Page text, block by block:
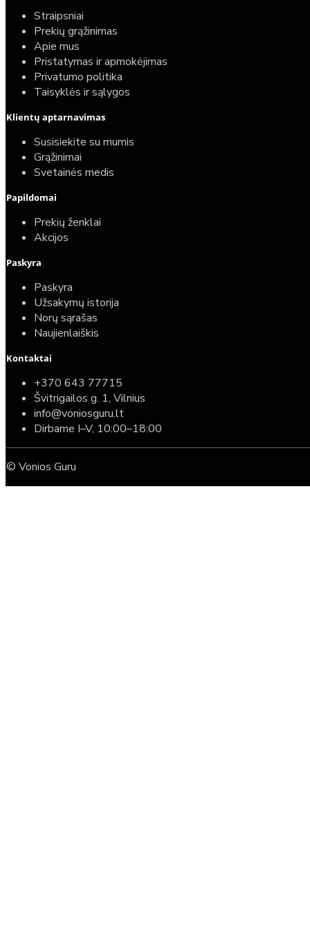
Straipsniai
Prekių grąžinimas
Apie mus
Pristatymas ir apmokėjimas
Privatumo politika
Taisyklės ir sąlygos
Klientų aptarnavimas
Susisiekite su mumis
Grąžinimai
Svetainės medis
Papildomai
Prekių ženklai
Akcijos
Paskyra
Paskyra
Užsakymų istorija
Norų sąrašas
Naujienlaiškis
Kontaktai
+370 643 77715
Švitrigailos g. 1, Vilnius
info@voniosguru.lt
Dirbame I–V, 10:00–18:00
© Vonios Guru